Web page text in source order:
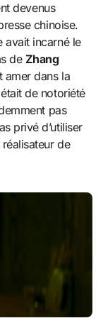
devenus
chinoise.
avait incarné le
de Zhang
amer dans la
de notoriété
pas
privé d’utiliser
de